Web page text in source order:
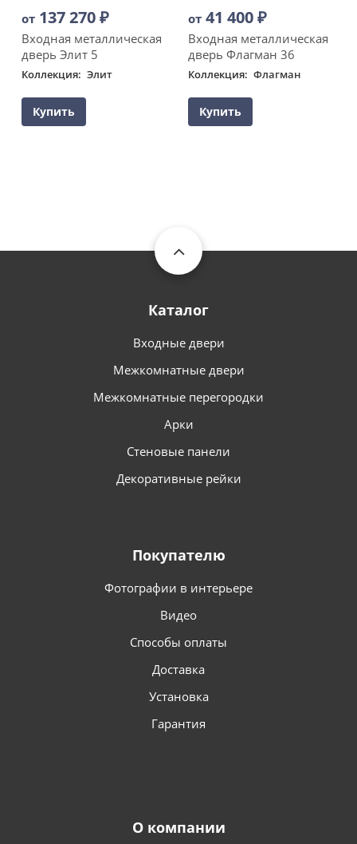
от 137 270₽
Входная металлическая
дверь Элит 5
Коллекция Элит
Купить
от 41 400₽
Входная металлическая
дверь Флагман 36
Коллекция Флагман
Купить
Каталог
Входные двери
Межкомнатные двери
Межкомнатные перегородки
Арки
Стеновые панели
Декоративные рейки
Покупателю
Фотографии в интерьере
Видео
Способы оплаты
Доставка
Установка
Гарантия
О компании